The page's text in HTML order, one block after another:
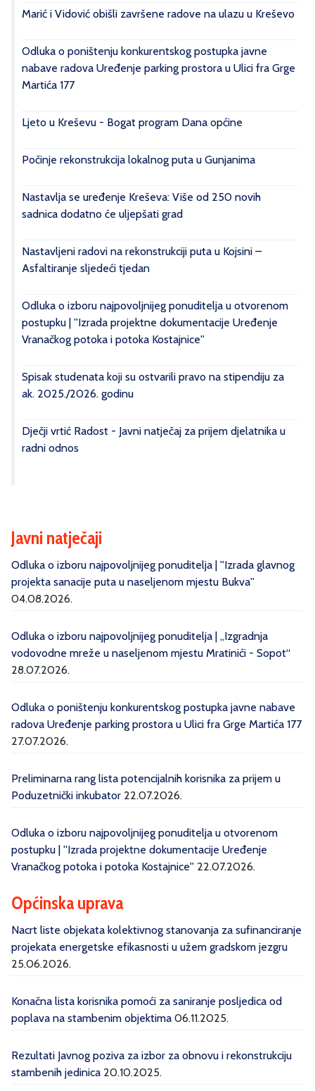
Marić i Vidović obišli završene radove na ulazu u Kreševo
Odluka o poništenju konkurentskog postupka javne
nabave radova Uređenje parking prostora u Ulici fra Grge
Martića 177
Ljeto u Kreševu - Bogat program Dana općine
Počinje rekonstrukcija lokalnog puta u Gunjanima
Nastavlja se uređenje Kreševa: Više od 250 novih
sadnica dodatno će uljepšati grad
Nastavljeni radovi na rekonstrukciji puta u Kojsini –
Asfaltiranje sljedeći tjedan
Odluka o izboru najpovoljnijeg ponuditelja u otvorenom
postupku | ''Izrada projektne dokumentacije Uređenje
Vranačkog potoka i potoka Kostajnice''
Spisak studenata koji su ostvarili pravo na stipendiju za
ak. 2025./2026. godinu
Dječji vrtić Radost - Javni natječaj za prijem djelatnika u
radni odnos
Javni natječaji
Odluka o izboru najpovoljnijeg ponuditelja | ''Izrada glavnog
projekta sanacije puta u naseljenom mjestu Bukva''
04.08.2026.
Odluka o izboru najpovoljnijeg ponuditelja | „Izgradnja
vodovodne mreže u naseljenom mjestu Mratinići - Sopot“
28.07.2026.
Odluka o poništenju konkurentskog postupka javne nabave
radova Uređenje parking prostora u Ulici fra Grge Martića 177
27.07.2026.
Preliminarna rang lista potencijalnih korisnika za prijem u
Poduzetnički inkubator 22.07.2026.
Odluka o izboru najpovoljnijeg ponuditelja u otvorenom
postupku | ''Izrada projektne dokumentacije Uređenje
Vranačkog potoka i potoka Kostajnice'' 22.07.2026.
Općinska uprava
Nacrt liste objekata kolektivnog stanovanja za sufinanciranje
projekata energetske efikasnosti u užem gradskom jezgru
25.06.2026.
Konačna lista korisnika pomoći za saniranje posljedica od
poplava na stambenim objektima 06.11.2025.
Rezultati Javnog poziva za izbor za obnovu i rekonstrukciju
stambenih jedinica 20.10.2025.